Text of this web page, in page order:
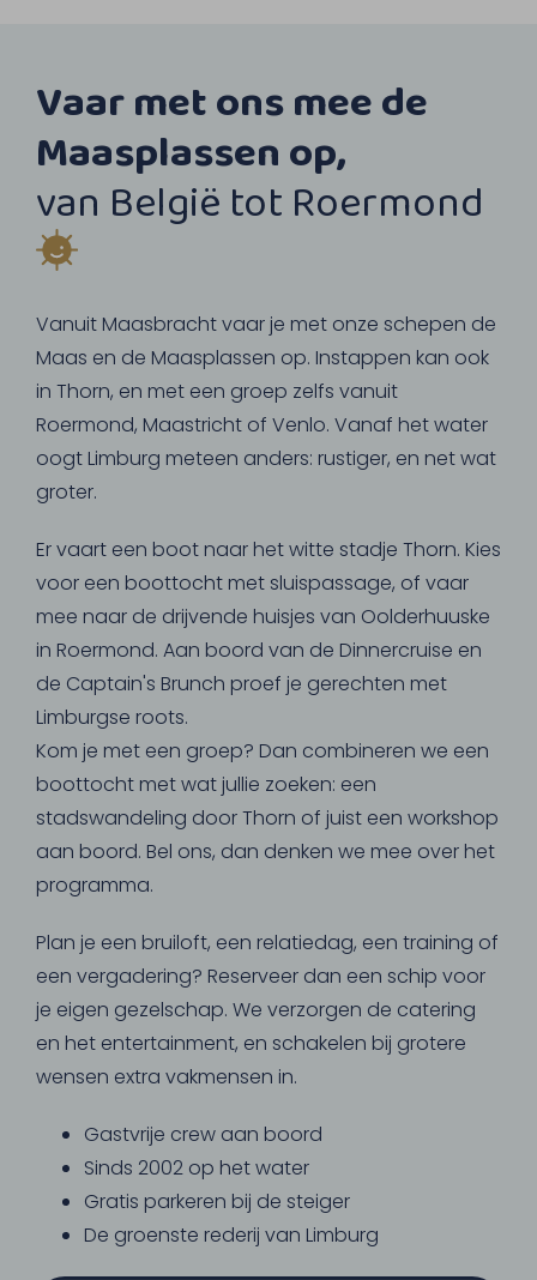
Vaar met ons mee de
Maasplassen op,
van België tot Roermond
Vanuit Maasbracht vaar je met onze schepen de
Maas en de Maasplassen op. Instappen kan ook
in Thorn, en met een groep zelfs vanuit
Roermond, Maastricht of Venlo. Vanaf het water
oogt Limburg meteen anders: rustiger, en net wat
groter.
Er vaart een boot naar het witte stadje Thorn. Kies
voor een boottocht met sluispassage, of vaar
mee naar de drijvende huisjes van Oolderhuuske
in Roermond. Aan boord van de Dinnercruise en
de Captain's Brunch proef je gerechten met
Limburgse roots.
Kom je met een groep? Dan combineren we een
boottocht met wat jullie zoeken: een
stadswandeling door Thorn of juist een workshop
aan boord. Bel ons, dan denken we mee over het
programma.
Plan je een bruiloft, een relatiedag, een training of
een vergadering? Reserveer dan een schip voor
je eigen gezelschap. We verzorgen de catering
en het entertainment, en schakelen bij grotere
wensen extra vakmensen in.
Gastvrije crew aan boord
Sinds 2002 op het water
Gratis parkeren bij de steiger
De groenste rederij van Limburg